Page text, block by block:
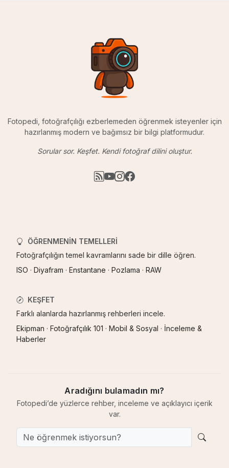
Fotopedi, fotoğrafçılığı ezberlemeden öğrenmek isteyenler için
hazırlanmış modern ve bağımsız bir bilgi platformudur.
Sorular sor. Keşfet. Kendi fotoğraf dilini oluştur.
ÖĞRENMENIN TEMELLERI
Fotoğrafçılığın temel kavramlarını sade bir dille öğren.
ISO · Diyafram · Enstantane · Pozlama · RAW
KEŞFET
Farklı alanlarda hazırlanmış rehberleri incele.
Ekipman · Fotoğrafçılık 101 · Mobil & Sosyal · İnceleme &
Haberler
Aradığını bulamadın mı?
Fotopedi’de yüzlerce rehber, inceleme ve açıklayıcı içerik
var.